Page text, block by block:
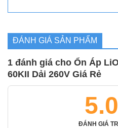
3
SH3-
60KII
260V
Giá
Rẻ
ĐÁNH GIÁ SẢN PHẨM
1 đánh giá cho Ổn Áp
60KII Dải 260V Giá Rẻ
ĐÁNH GIÁ